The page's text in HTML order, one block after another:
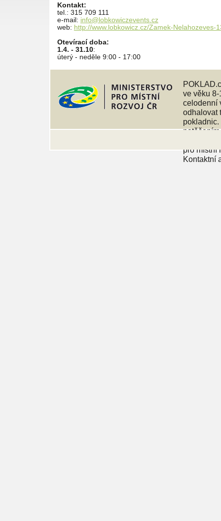
Kontakt:
tel.: 315 709 111
e-mail: info@lobkowiczevents.cz
web: http://www.lobkowicz.cz/Zamek-Nelahozeves-
Otevírací doba:
1.4. - 31.10:
úterý - neděle 9:00 - 17:00
ve věku
celodenní
odhalovat
pokladnic.
pro místní
Kontaktní